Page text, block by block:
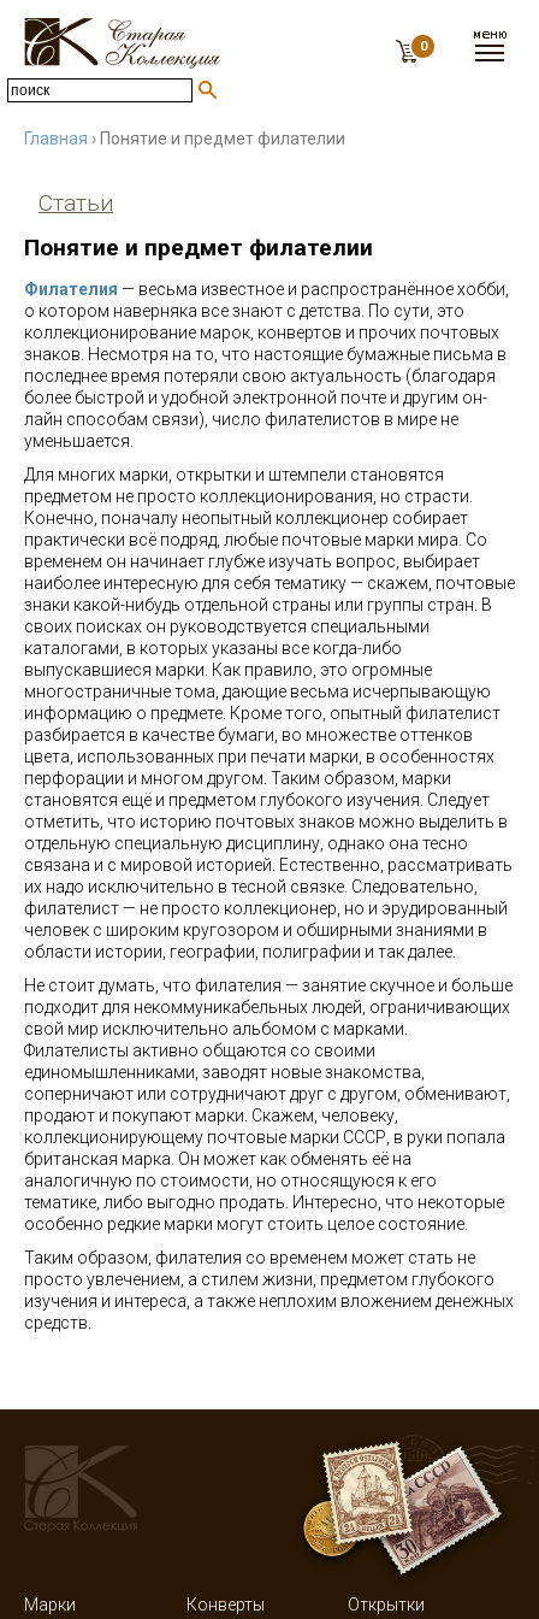
0
Главная › Понятие и предмет филателии
Статьи
Понятие и предмет филателии
Филателия — весьма известное и распространённое хобби,
о котором наверняка все знают с детства. По сути, это
коллекционирование марок, конвертов и прочих почтовых
знаков. Несмотря на то, что настоящие бумажные письма в
последнее время потеряли свою актуальность (благодаря
более быстрой и удобной электронной почте и другим он-
лайн способам связи), число филателистов в мире не
уменьшается.
Для многих марки, открытки и штемпели становятся
предметом не просто коллекционирования, но страсти.
Конечно, поначалу неопытный коллекционер собирает
практически всё подряд, любые почтовые марки мира. Со
временем он начинает глубже изучать вопрос, выбирает
наиболее интересную для себя тематику — скажем, почтовые
знаки какой-нибудь отдельной страны или группы стран. В
своих поисках он руководствуется специальными
каталогами, в которых указаны все когда-либо
выпускавшиеся марки. Как правило, это огромные
многостраничные тома, дающие весьма исчерпывающую
информацию о предмете. Кроме того, опытный филателист
разбирается в качестве бумаги, во множестве оттенков
цвета, использованных при печати марки, в особенностях
перфорации и многом другом. Таким образом, марки
становятся ещё и предметом глубокого изучения. Следует
отметить, что историю почтовых знаков можно выделить в
отдельную специальную дисциплину, однако она тесно
связана и с мировой историей. Естественно, рассматривать
их надо исключительно в тесной связке. Следовательно,
филателист — не просто коллекционер, но и эрудированный
человек с широким кругозором и обширными знаниями в
области истории, географии, полиграфии и так далее.
Не стоит думать, что филателия — занятие скучное и больше
подходит для некоммуникабельных людей, ограничивающих
свой мир исключительно альбомом с марками.
Филателисты активно общаются со своими
единомышленниками, заводят новые знакомства,
соперничают или сотрудничают друг с другом, обменивают,
продают и покупают марки. Скажем, человеку,
коллекционирующему почтовые марки СССР, в руки попала
британская марка. Он может как обменять её на
аналогичную по стоимости, но относящуюся к его
тематике, либо выгодно продать. Интересно, что некоторые
особенно редкие марки могут стоить целое состояние.
Таким образом, филателия со временем может стать не
просто увлечением, а стилем жизни, предметом глубокого
изучения и интереса, а также неплохим вложением денежных
средств.
Марки Конверты Открытки